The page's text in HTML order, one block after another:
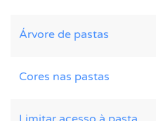
Árvore de pastas
Cores nas pastas